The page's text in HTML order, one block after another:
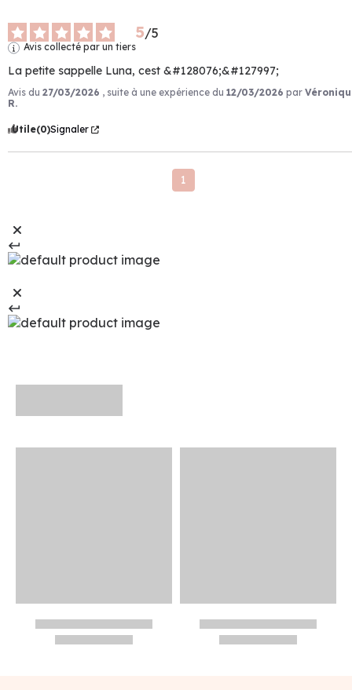
5/5
Avis collecté par un tiers
La petite sappelle Luna, cest &#128076;&#127997;
Avis du 27/03/2026 , suite à une expérience du 12/03/2026 par
R.
Utile(0)Signaler
1